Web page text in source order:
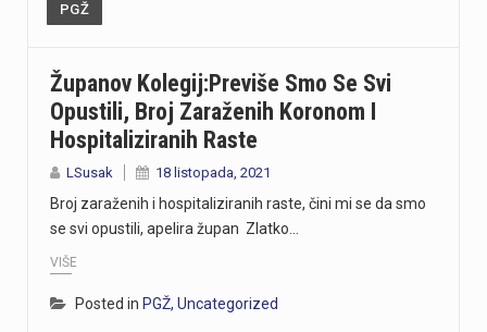
PGŽ
Županov Kolegij:Previše Smo Se Svi
Opustili, Broj Zaraženih Koronom I
Hospitaliziranih Raste
LSusak 18 listopada, 2021
Broj zaraženih i hospitaliziranih raste, čini mi se da smo
se svi opustili, apelira župan Zlatko…
VIŠE
Posted in PGŽ, Uncategorized